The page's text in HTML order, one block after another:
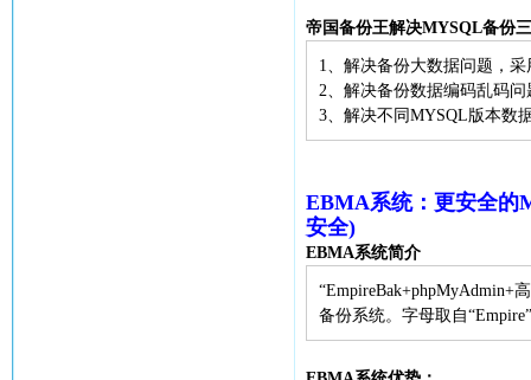
帝国备份王解决MYSQL备份
1、解决备份大数据问题，
2、解决备份数据编码乱码
3、解决不同MYSQL版本数
EBMA系统：更安全的
安全)
EBMA系统简介
“EmpireBak+phpMyAdmin+
备份系统。字母取自